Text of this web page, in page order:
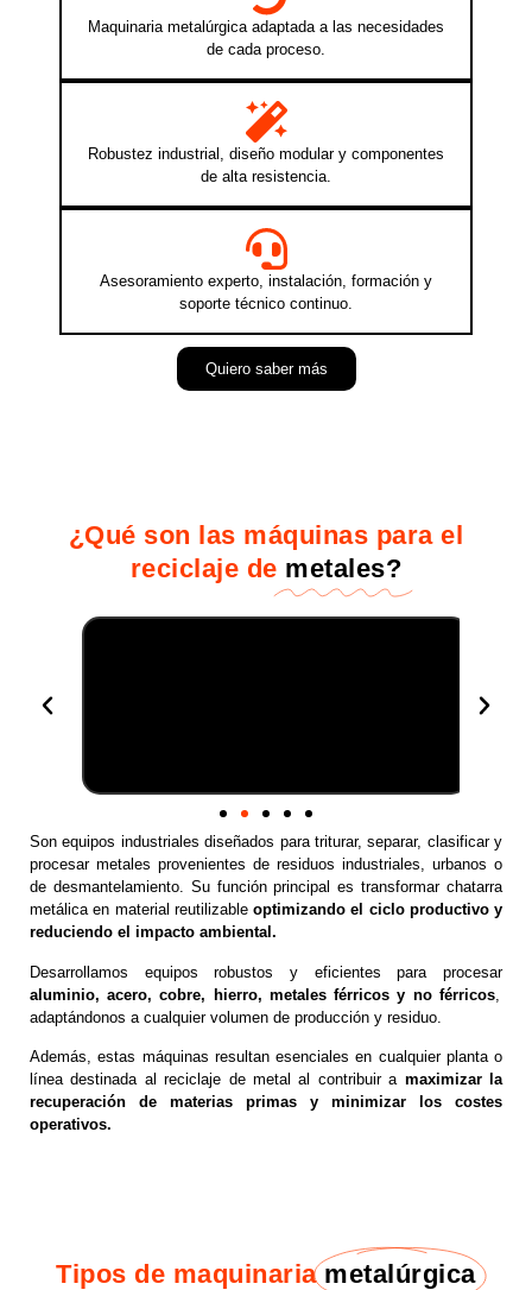
Maquinaria metalúrgica adaptada a las necesidades
de cada proceso.
Robustez industrial, diseño modular y componentes
de alta resistencia.
Asesoramiento experto, instalación, formación y
soporte técnico continuo.
Quiero saber más
¿Qué son las máquinas para el
reciclaje de metales?
Son equipos industriales diseñados para triturar, separar, clasificar y
procesar metales provenientes de residuos industriales, urbanos o
de desmantelamiento. Su función principal es transformar chatarra
metálica en material reutilizable optimizando el ciclo productivo y
reduciendo el impacto ambiental.
Desarrollamos equipos robustos y eficientes para procesar
aluminio, acero, cobre, hierro, metales férricos y no férricos,
adaptándonos a cualquier volumen de producción y residuo.
Además, estas máquinas resultan esenciales en cualquier planta o
línea destinada al reciclaje de metal al contribuir a maximizar la
recuperación de materias primas y minimizar los costes
operativos.
Tipos de maquinariametalúrgica